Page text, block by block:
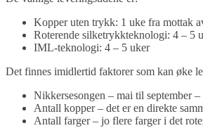
Kopper uten trykk: 1 uke fra mottak
Roterende silketrykkteknologi: 4 – 5
IML-teknologi: 4 – 5 uker
Det finnes imidlertid faktorer som kan øke
Nikkersesongen – mai til september
Antall kopper – det er en direkte
Antall farger – jo flere farger i det